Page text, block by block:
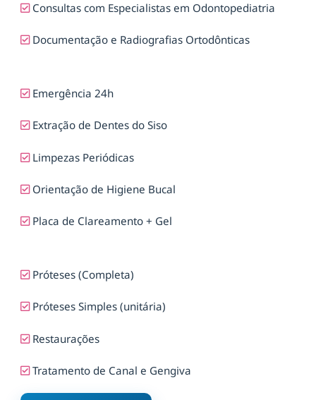
Consultas com Especialistas em Odontopediatria
Documentação e Radiografias Ortodônticas
Emergência 24h
Extração de Dentes do Siso
Limpezas Periódicas
Orientação de Higiene Bucal
Placa de Clareamento + Gel
Próteses (Completa)
Próteses Simples (unitária)
Restaurações
Tratamento de Canal e Gengiva